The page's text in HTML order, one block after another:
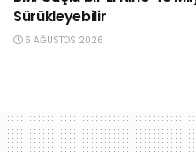
Sürükleyebilir
6 AĞUSTOS 2026